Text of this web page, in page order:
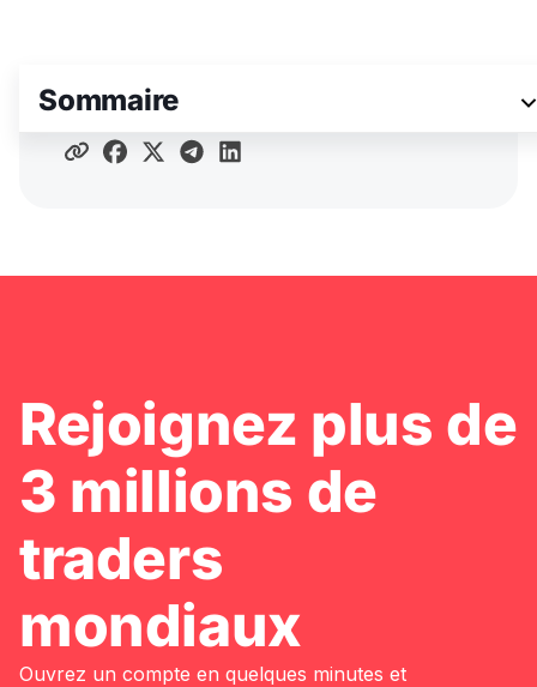
Sommaire
Partager l'article
Rejoignez plus de
3 millions de
traders
mondiaux
Ouvrez un compte en quelques minutes et